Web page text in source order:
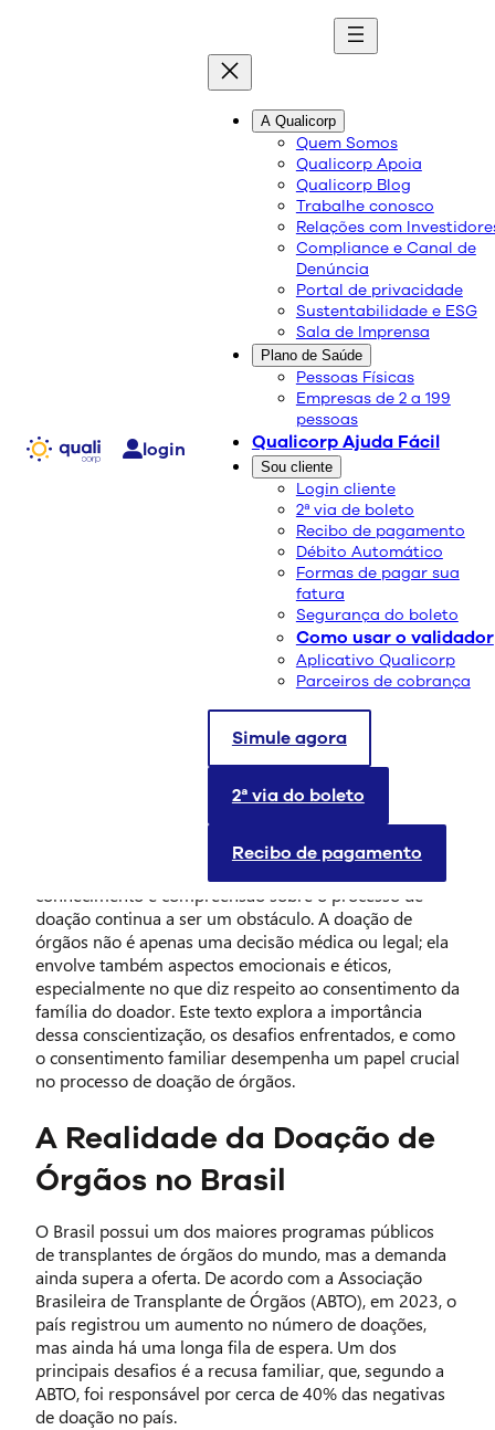
login
A Qualicorp
Quem Somos
Qualicorp Apoia
Qualicorp Blog
Trabalhe conosco
Relações com
Compliance e Canal de
Denúncia
Portal de privacidade
Sustentabilidade e ESG
Sala de Imprensa
Plano de Saúde
Pessoas Físicas
Empresas de 2 a 199
pessoas
Qualicorp Ajuda Fácil
Sou cliente
Login cliente
2ª via de boleto
Recibo de pagamento
Débito Automático
Formas de pagar sua
fatura
Segurança do boleto
Como usar o validador
Aplicativo Qualicorp
Parceiros de cobrança
Simule agora
2ª via do boleto
Recibo de pagamento
blog
Conteúdo de qualidade e as melhores soluções
Conscientização sobre a
doação de órgãos e a
importância do
consentimento familiar
Saúde e Bem-Estar
27/09/2024
pode salvar inúmeras vidas, mas ainda enfrenta
desafios significativos, principalmente em relação ao
consentimento familiar. No Brasil, apesar dos avanços
conhecimento e compreensão sobre o processo de
doação continua a ser um obstáculo. A doação de
órgãos não é apenas uma decisão médica ou legal; ela
envolve também aspectos emocionais e éticos,
especialmente no que diz respeito ao consentimento da
família do doador. Este texto explora a importância
dessa conscientização, os desafios enfrentados, e como
o consentimento familiar desempenha um papel crucial
no processo de doação de órgãos.
A Realidade da Doação de
Órgãos no Brasil
O Brasil possui um dos maiores programas públicos
de transplantes de órgãos do mundo, mas a demanda
ainda supera a oferta. De acordo com a Associação
Brasileira de Transplante de Órgãos (ABTO), em 2023, o
país registrou um aumento no número de doações,
mas ainda há uma longa fila de espera. Um dos
principais desafios é a recusa familiar, que, segundo a
ABTO, foi responsável por cerca de 40% das negativas
de doação no país.